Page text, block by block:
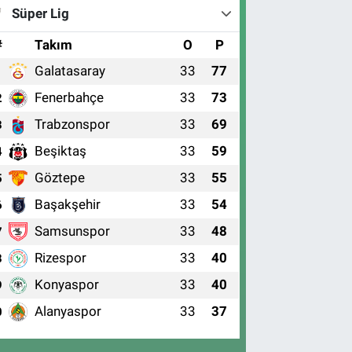
Süper Lig
Takım O P
Galatasaray 33 77
Fenerbahçe 33 73
Trabzonspor 33 69
Beşiktaş 33 59
Göztepe 33 55
Başakşehir 33 54
Samsunspor 33 48
Rizespor 33 40
Konyaspor 33 40
Alanyaspor 33 37